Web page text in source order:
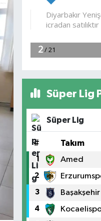
Süper Lig
Süper Lig
# Takım
1 Amed
2
3 Başakşehir
4